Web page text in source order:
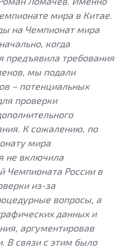
мира в Китае.
на Чемпионат мира
когда
требования
мы подали
– потенциальных
проверки
К сожалению, по
мира
не включила
Чемпионата России в
из-за
вопросы, а
данных и
аргументировав
связи с этим было